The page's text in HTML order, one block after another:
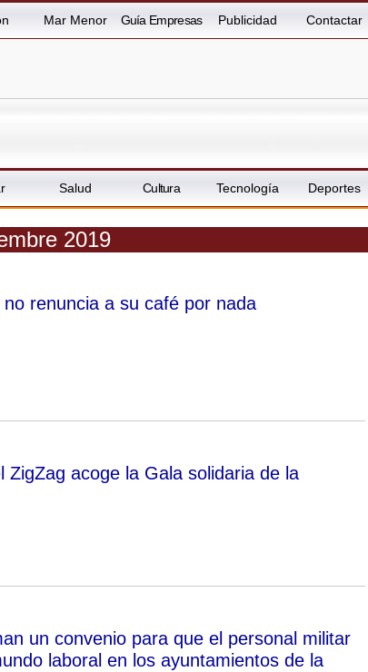
Mar Menor Guía Empresas Publicidad Contactar
Salud Cultura Tecnología Deportes
2019
renuncia a su café por nada
acoge la Gala solidaria de la
un convenio para que el personal militar
laboral en los ayuntamientos de la